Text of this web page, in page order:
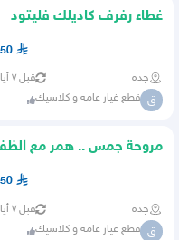
غطاء رفرف كاديلك فليتود
جده قبل ٧ أيام
ق قطع غيار عامه و كلاسيك
مروحة جمس .. همر مع
جده قبل ٧ أيام
ق قطع غيار عامه و كلاسيك